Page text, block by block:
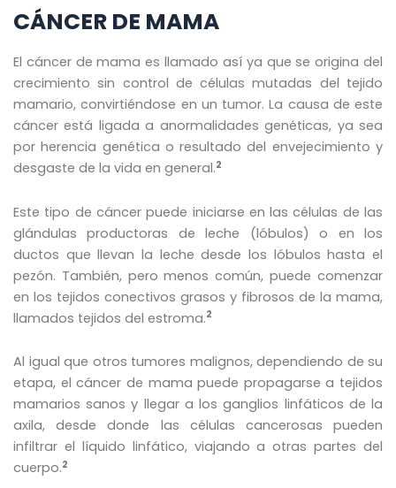
CÁNCER DE MAMA
El cáncer de mama es llamado así ya que se origina del
crecimiento sin control de células mutadas del tejido
mamario, convirtiéndose en un tumor. La causa de este
cáncer está ligada a anormalidades genéticas, ya sea
por herencia genética o resultado del envejecimiento y
desgaste de la vida en general.2
Este tipo de cáncer puede iniciarse en las células de las
glándulas productoras de leche (lóbulos) o en los
ductos que llevan la leche desde los lóbulos hasta el
pezón. También, pero menos común, puede comenzar
en los tejidos conectivos grasos y fibrosos de la mama,
llamados tejidos del estroma.2
Al igual que otros tumores malignos, dependiendo de su
etapa, el cáncer de mama puede propagarse a tejidos
mamarios sanos y llegar a los ganglios linfáticos de la
axila, desde donde las células cancerosas pueden
infiltrar el líquido linfático, viajando a otras partes del
cuerpo.2